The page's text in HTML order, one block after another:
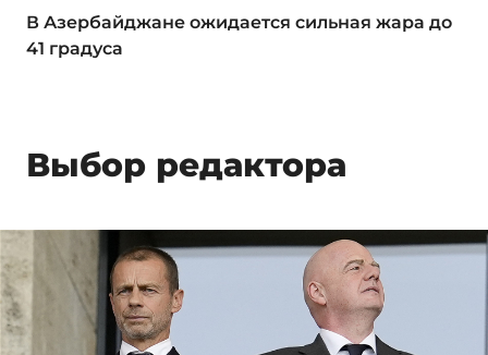
В Азербайджане ожидается сильная жара до
41 градуса
Выбор редактора